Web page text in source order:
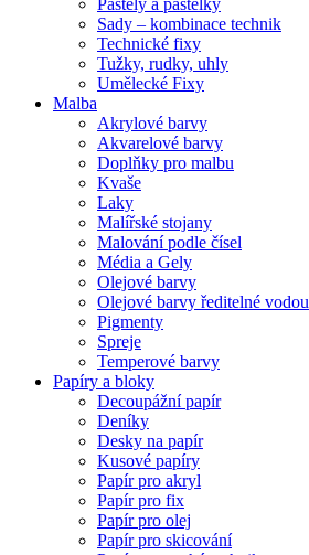
Pastely a pastelky
Sady – kombinace technik
Technické fixy
Tužky, rudky, uhly
Umělecké Fixy
Malba
Akrylové barvy
Akvarelové barvy
Doplňky pro malbu
Kvaše
Laky
Malířské stojany
Malování podle čísel
Média a Gely
Olejové barvy
Olejové barvy ředitelné vodou
Pigmenty
Spreje
Temperové barvy
Papíry a bloky
Decoupážní papír
Deníky
Desky na papír
Kusové papíry
Papír pro akryl
Papír pro fix
Papír pro olej
Papír pro skicování